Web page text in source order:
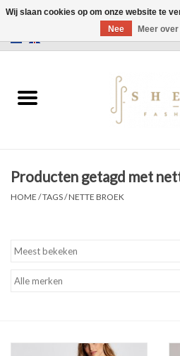
Jurken
Producten getagd met
HOME /TAGS/NETTE BROEK
Wij slaan cookies op om onze website te
Nee
Meer